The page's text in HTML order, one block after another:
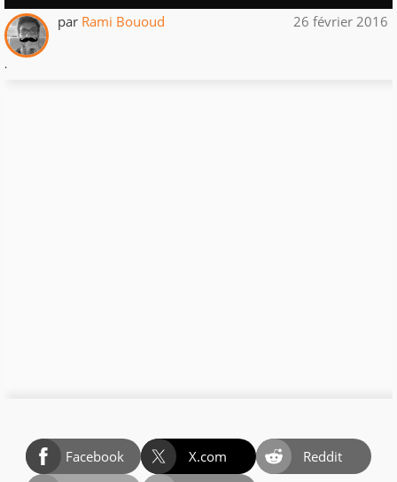
par Rami Bououd 26 février 2016
.
Facebook X.com
Reddit